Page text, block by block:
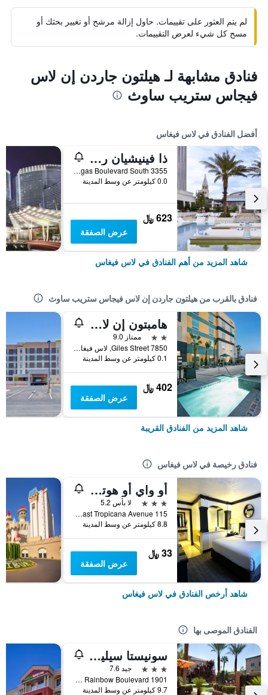
لم يتم العثور على تقييمات. حاول إزالة مرشح أو تغيير بحثك أو
مسح كل شيء لعرض التقييمات.
فنادق مشابهة لـ هيلتون جاردن إن لاس
فيجاس ستريب ساوث
أفضل الفنادق في لاس فيغاس
ذا فينيشيان ريزورت لاس فيجاس
3355 Las Vegas Boulevard South, لاس فيغاس, NV, الولايات المتحدة الأميريكية
0.0 كيلومتر عن وسط المدينة
623 ﷼
عرض الصفقة
شاهد المزيد من أهم الفنادق في لاس فيغاس
فنادق بالقرب من هيلتون جاردن إن لاس فيجاس ستريب ساوث
هامبتون إن لاس فيجاس ستريب ساوث لنافي
2 نجمتين
ممتاز 9.0
7850 Giles Street, لاس فيغاس, NV, الولايات المتحدة الأميريكية
0.1 كيلومتر عن وسط المدينة
402 ﷼
عرض الصفقة
شاهد المزيد من الفنادق القريبة
فنادق رخيصة في لاس فيغاس
أو واي أو هوتل آند كازينو لاس فيجاس
3 نجوم
لا بأس 5.2
115 East Tropicana Avenue, لاس فيغاس, NV, الولايات المتحدة الأميريكية
8.8 كيلومتر عن وسط المدينة
33 ﷼
عرض الصفقة
شاهد أرخص الفنادق في لاس فيغاس
الفنادق الموصى بها
سونيستا سيليكت لاس فيجاس سامرلين
3 نجوم
جيد 7.6
1901 North Rainbow Boulevard, لاس فيغاس, NV, الولايات المتحدة الأميريكية
9.7 كيلومتر عن وسط المدينة